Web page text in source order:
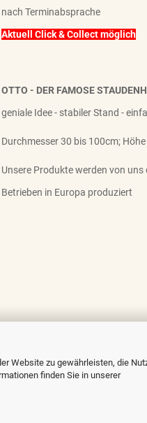
Website zu gewährleisten, die
finden Sie in unserer
nach Terminabsprache
Aktuell Click & Collect möglich
OTTO - DER FAMOSE
geniale Idee - stabiler Stand -
Durchmesser 30 bis 100cm;
Unsere Produkte werden von
Betrieben in Europa produziert